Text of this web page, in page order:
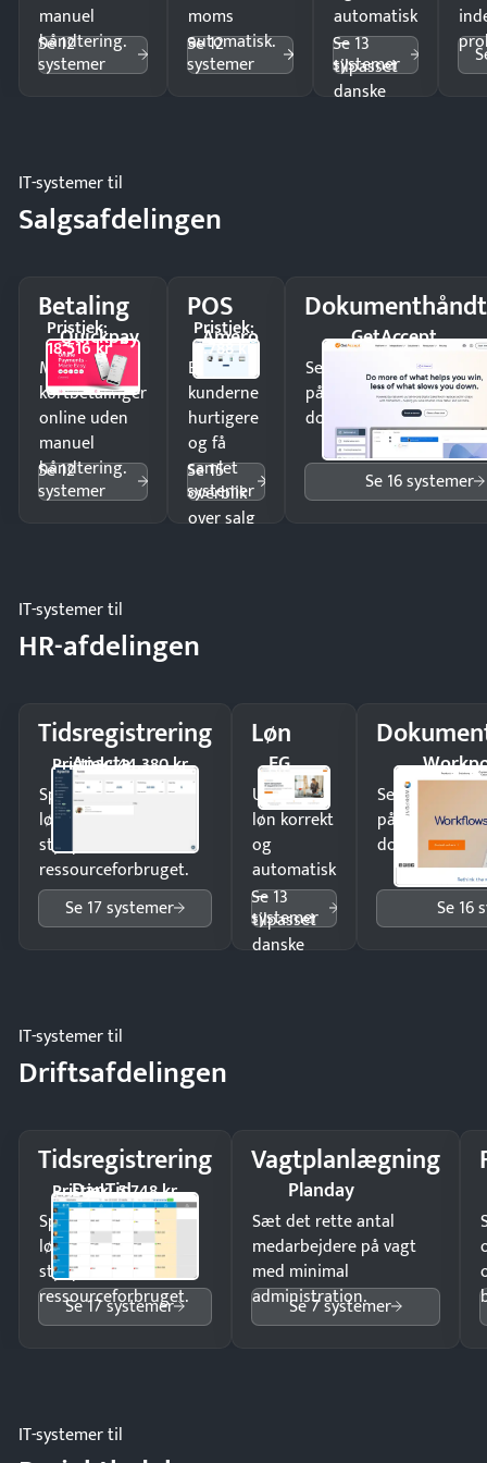
manuel
håndtering.
Se 12
systemer
moms
automatisk.
Se 12
systemer
automatisk
—
tilpasset
danske
Se 13
systemer
IT-systemer til
Salgsafdelingen
Betaling
Quickpay
Pristjek:
18.516 kr
Modtag
kortbetalinger
online uden
manuel
håndtering.
Se 12
systemer
POS
Amero
Pristjek:
4.788 kr
Ekspedér
kunderne
hurtigere
og få
samlet
overblik
over salg
Se 15
systemer
GetAccept
Send kontrakter til
på minutter og mist
dokumenter.
Se 16 systemer
IT-systemer til
HR-afdelingen
Tidsregistrering
Apacta
Pristjek: 44.380 kr
Spar tid på
lønberegning og få
styr på
ressourceforbruget.
Se 17 systemer
Løn
EG
Udbetal
løn korrekt
og
automatisk
—
tilpasset
danske
Se 13
systemer
Send
på minutter
dokumenter.
Se 16
IT-systemer til
Driftsafdelingen
Tidsregistrering
DanTid
Pristjek: 5.748 kr
Spar tid på
lønberegning og få
styr på
ressourceforbruget.
Se 17 systemer
Vagtplanlægning
Planday
Sæt det rette antal
medarbejdere på vagt
med minimal
administration.
Se 7 systemer
IT-systemer til